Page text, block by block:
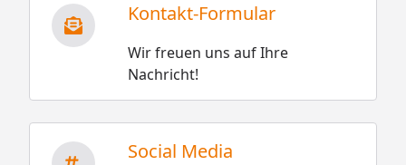
Kontakt-Formular
Wir freuen uns auf Ihre
Nachricht!
Social Media